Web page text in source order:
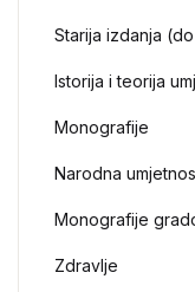
Starija izdanja (do
Istorija i teorija
Monografije
Narodna
Monografije
Zdravlje